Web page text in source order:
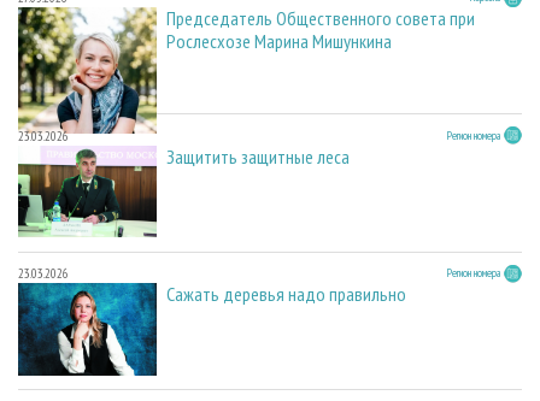
Председатель Общественного совета при
Рослесхозе Марина Мишункина
23.03.2026 Регион номера
Защитить защитные леса
23.03.2026 Регион номера
Сажать деревья надо правильно